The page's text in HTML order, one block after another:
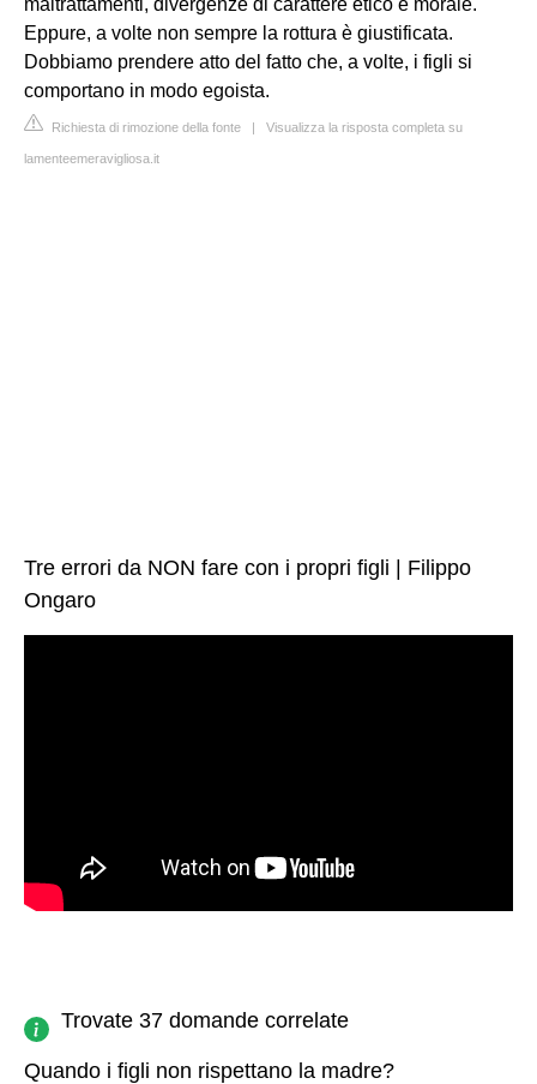
maltrattamenti, divergenze di carattere etico e morale.
Eppure, a volte non sempre la rottura è giustificata.
Dobbiamo prendere atto del fatto che, a volte, i figli si
comportano in modo egoista.
Richiesta di rimozione della fonte | Visualizza la risposta completa su
lamenteemeravigliosa.it
Tre errori da NON fare con i propri figli | Filippo
Ongaro
Trovate 37 domande correlate
Quando i figli non rispettano la madre?